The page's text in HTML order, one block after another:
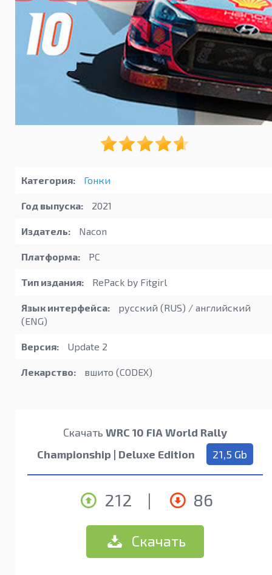
Категория: Гонки
Год выпуска: 2021
Издатель: Nacon
Платформа: PC
Тип издания: RePack by Fitgirl
Язык интерфейса:
русский (RUS) / английский
(ENG)
Версия: Update 2
Лекарство: вшито (CODEX)
Скачать WRC 10 FIA World Rally
Championship | Deluxe Edition
21,5 Gb
212 | 86
Скачать